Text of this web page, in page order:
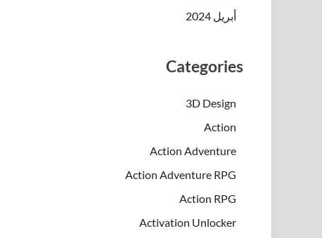
أبريل 2024
Categories
3D Design
Action
Action Adventure
Action Adventure RPG
Action RPG
Activation Unlocker